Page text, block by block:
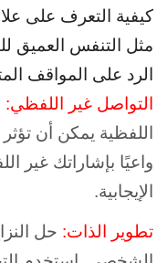
كيفية التعرف على
مثل التنفس العميق
الرد على المواقف
التواصل غير اللفظي:
اللفظية يمكن أن
واعيًا بإشاراتك غير
الإيجابية.
تطوير الذات: حل